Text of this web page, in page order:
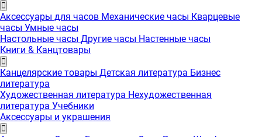
Аксессуары для часов Механические часы Кварцевые
часы Умные часы
Настольные часы Другие часы Настенные часы
Книги & Канцтовары
Канцелярские товары Детская литература Бизнес
литература
Художественная литература Нехудожественная
литература Учебники
Аксессуары и украшения